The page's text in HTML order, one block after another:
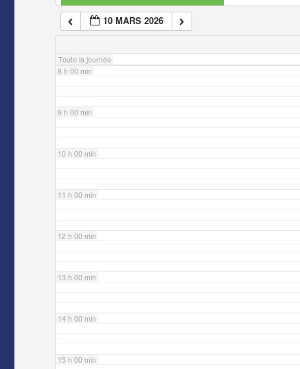
10 MARS 2026
Toute la journée
7 h 00 min
8 h 00 min
9 h 00 min
10 h 00 min
11 h 00 min
12 h 00 min
13 h 00 min
14 h 00 min
15 h 00 min